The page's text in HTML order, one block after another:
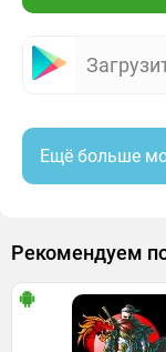
Ещё больше
Рекомендуем